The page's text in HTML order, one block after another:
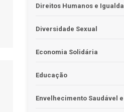
Direitos Humanos e
Diversidade Sexual
Economia Solidária
Educação
Envelhecimento Saudável